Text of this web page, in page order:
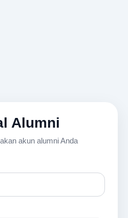
Alumni
akun alumni Anda